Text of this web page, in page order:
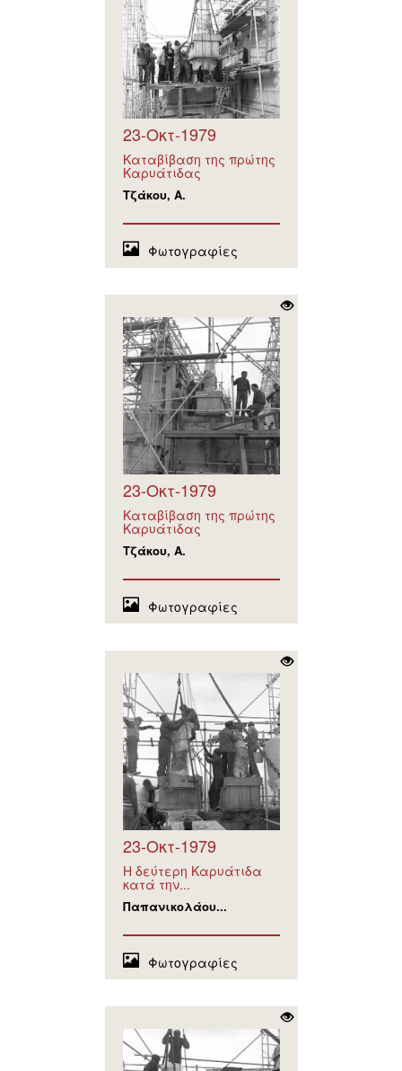
23-Οκτ-1979
Καταβίβαση της πρώτης
Καρυάτιδας
Τζάκου, Α.
Φωτογραφίες
23-Οκτ-1979
Καταβίβαση της πρώτης
Καρυάτιδας
Τζάκου, Α.
Φωτογραφίες
23-Οκτ-1979
Η δεύτερη Καρυάτιδα
κατά την...
Παπανικολάου...
Φωτογραφίες